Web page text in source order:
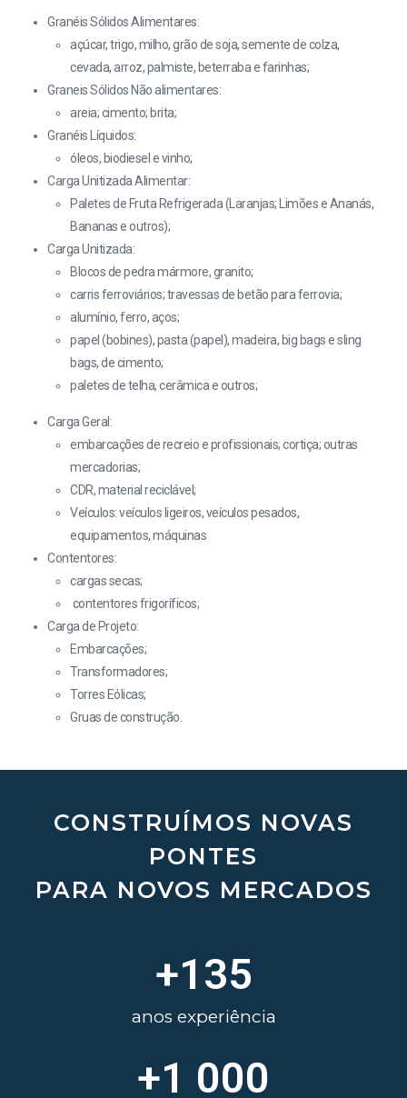
Granéis Sólidos Alimentares:
açúcar, trigo, milho, grão de soja, semente de colza,
cevada, arroz, palmiste, beterraba e farinhas;
Graneis Sólidos Não alimentares:
areia; cimento; brita;
Granéis Líquidos:
óleos, biodiesel e vinho;
Carga Unitizada Alimentar:
Paletes de Fruta Refrigerada (Laranjas; Limões e Ananás,
Bananas e outros);
Carga Unitizada:
Blocos de pedra mármore, granito;
carris ferroviários; travessas de betão para ferrovia;
alumínio, ferro, aços;
papel (bobines), pasta (papel), madeira, big bags e sling
bags, de cimento;
paletes de telha, cerâmica e outros;
Carga Geral:
embarcações de recreio e profissionais; cortiça; outras
mercadorias;
CDR, material reciclável;
Veículos: veículos ligeiros, veículos pesados,
equipamentos, máquinas
Contentores:
cargas secas;
contentores frigoríficos;
Carga de Projeto:
Embarcações;
Transformadores;
Torres Eólicas;
Gruas de construção.
CONSTRUÍMOS NOVAS
PONTES
PARA NOVOS MERCADOS
+135
anos experiência
+1 000